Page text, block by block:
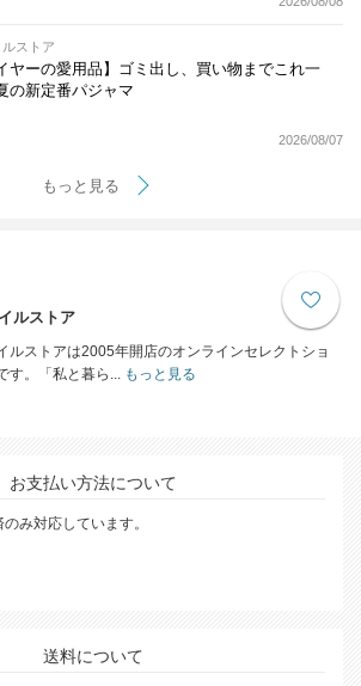
ルストア
ヤーの愛用品】ゴミ出し、買い物までこれ一
の新定番パジャマ
2026/08/07
もっと見る
ルストア
ルストアは2005年開店のオンラインセレクトショ
す。「私と暮ら...
もっと見る
お支払い方法について
み対応しています。
送料について